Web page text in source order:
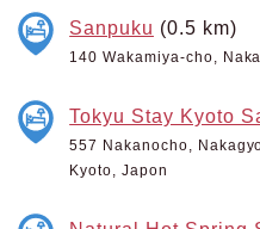
Sanpuku (0.5 km)
140 Wakamiya-cho,
Tokyu Stay Kyoto
557 Nakanocho,
Kyoto, Japon